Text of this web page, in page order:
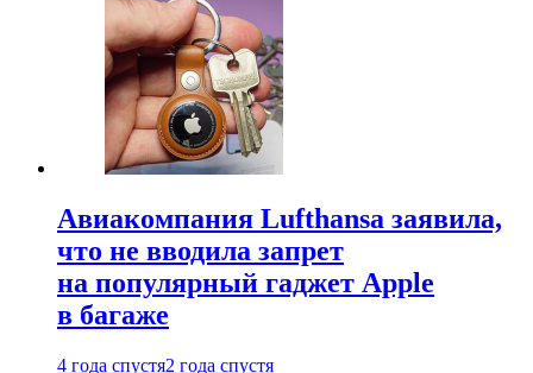
Авиакомпания Lufthansa заявила,
что не вводила запрет
на популярный гаджет Apple
в багаже
4 года спустя2 года спустя